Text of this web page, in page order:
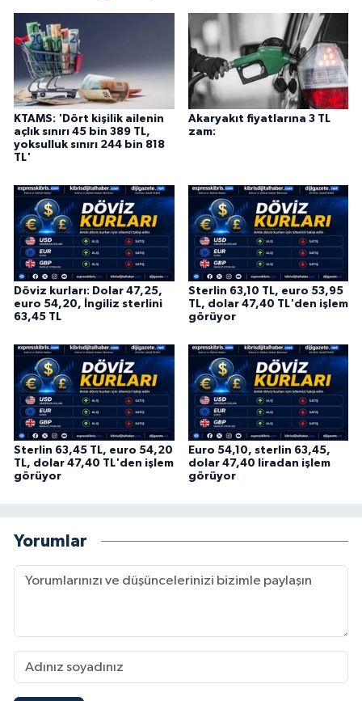
KTAMS: 'Dört kişilik ailenin
açlık sınırı 45 bin 389 TL,
yoksulluk sınırı 244 bin 818
TL'
Akaryakıt fiyatlarına 3 TL
zam:
Döviz kurları: Dolar 47,25,
euro 54,20, İngiliz sterlini
63,45 TL
Sterlin 63,10 TL, euro 53,95
TL, dolar 47,40 TL'den işlem
görüyor
Sterlin 63,45 TL, euro 54,20
TL, dolar 47,40 TL'den işlem
görüyor
Euro 54,10, sterlin 63,45,
dolar 47,40 liradan işlem
görüyor
Yorumlar